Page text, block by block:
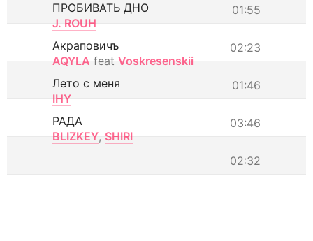
01:55
ПРОБИВАТЬ ДНО
J. ROUH
02:23
Акраповичъ
AQYLA feat Voskresenskii
01:46
Лето с меня
IHY
03:46
РАДА
BLIZKEY, SHIRI
02:32